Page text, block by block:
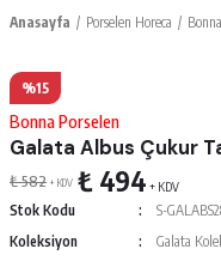
Anasayfa Porselen Horeca
%15
Bonna Porselen
Galata Albus Çukur
₺ 582 + KDV ₺ 494 + KDV
Stok Kodu
S-
Koleksiyon
Galata